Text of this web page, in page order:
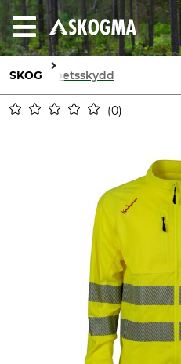
SKOG Arbetsskydd
0